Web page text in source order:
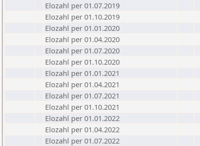
Elozahl per 01.07.2019
Elozahl per 01.10.2019
Elozahl per 01.01.2020
Elozahl per 01.04.2020
Elozahl per 01.07.2020
Elozahl per 01.10.2020
Elozahl per 01.01.2021
Elozahl per 01.04.2021
Elozahl per 01.07.2021
Elozahl per 01.10.2021
Elozahl per 01.01.2022
Elozahl per 01.04.2022
Elozahl per 01.07.2022